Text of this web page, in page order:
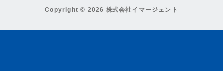
Copyright © 2026 株式会社イマージェント